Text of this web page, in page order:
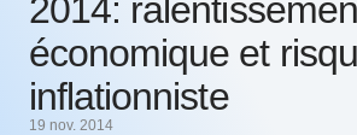
2014:
économique et
inflationniste
19 nov. 2014